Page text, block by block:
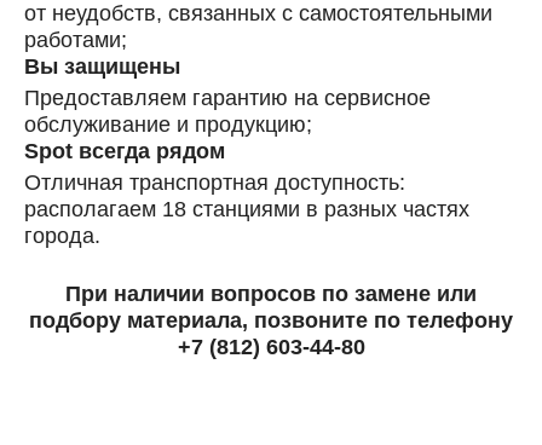
от неудобств, связанных с самостоятельными
работами;
Вы защищены
Предоставляем гарантию на сервисное
обслуживание и продукцию;
Spot всегда рядом
Отличная транспортная доступность:
располагаем 18 станциями в разных частях
города.
При наличии вопросов по замене или
подбору материала, позвоните по телефону
+7 (812) 603-44-80